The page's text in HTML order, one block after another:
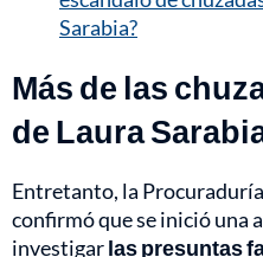
Sarabia?
Más de las
de Laura
Entretanto, la
confirmó que se inició una
investigarlas presuntas